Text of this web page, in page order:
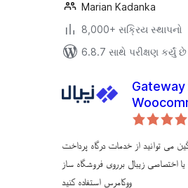
Marian Kadanka
8,000+ સક્રિય સ્થાપનો
6.8.7 સાથે પરીક્ષણ કર્યું છે
می توانید از خدمات درگاه پرداخت
اختصاصی زیبال برروی فروشگاه ساز
ووکامرس استفاده کنید